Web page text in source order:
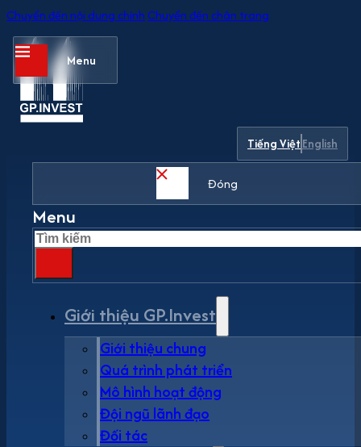
Chuyển đến nội dung chính Chuyển đến chân trang
Menu
Tiếng ViệtEnglish
Đóng
Menu
Tìm
kiếm
Giới thiệu GP.Invest
Giới thiệu chung
Quá trình phát triển
Mô hình hoạt động
Đội ngũ lãnh đạo
Đối tác